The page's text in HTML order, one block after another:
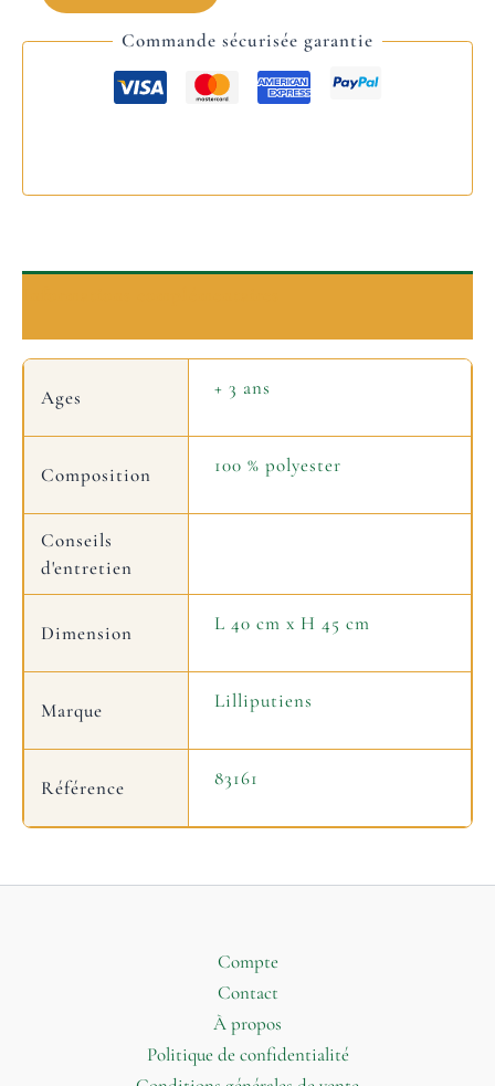
Commande sécurisée garantie
Ages + 3 ans
Composition 100 % polyester
Conseils
d'entretien
Dimension L 40 cm x H 45 cm
Marque Lilliputiens
Référence 83161
Compte
Contact
À propos
Politique de confidentialité